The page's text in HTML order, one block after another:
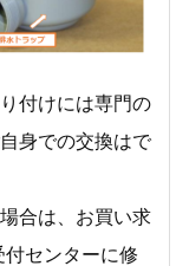
付けには専門の
身での交換はで
合は、お買い求
センターに修